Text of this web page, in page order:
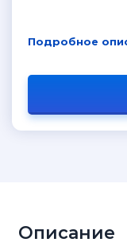
Подробное
Описание